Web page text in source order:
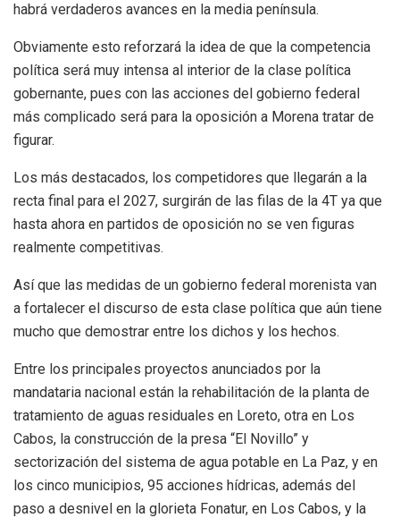
habrá verdaderos avances en la media península.
Obviamente esto reforzará la idea de que la competencia
política será muy intensa al interior de la clase política
gobernante, pues con las acciones del gobierno federal
más complicado será para la oposición a Morena tratar de
figurar.
Los más destacados, los competidores que llegarán a la
recta final para el 2027, surgirán de las filas de la 4T ya que
hasta ahora en partidos de oposición no se ven figuras
realmente competitivas.
Así que las medidas de un gobierno federal morenista van
a fortalecer el discurso de esta clase política que aún tiene
mucho que demostrar entre los dichos y los hechos.
Entre los principales proyectos anunciados por la
mandataria nacional están la rehabilitación de la planta de
tratamiento de aguas residuales en Loreto, otra en Los
Cabos, la construcción de la presa “El Novillo” y
sectorización del sistema de agua potable en La Paz, y en
los cinco municipios, 95 acciones hídricas, además del
paso a desnivel en la glorieta Fonatur, en Los Cabos, y la